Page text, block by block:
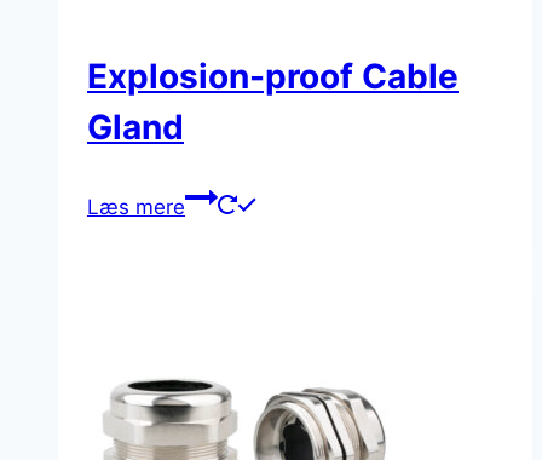
Explosion-proof Cable
Gland
Læs mere